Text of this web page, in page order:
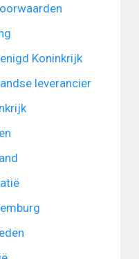
Koninkrijk
leverancier